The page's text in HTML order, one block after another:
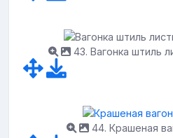
43. Вагонка штиль
44. Крашеная